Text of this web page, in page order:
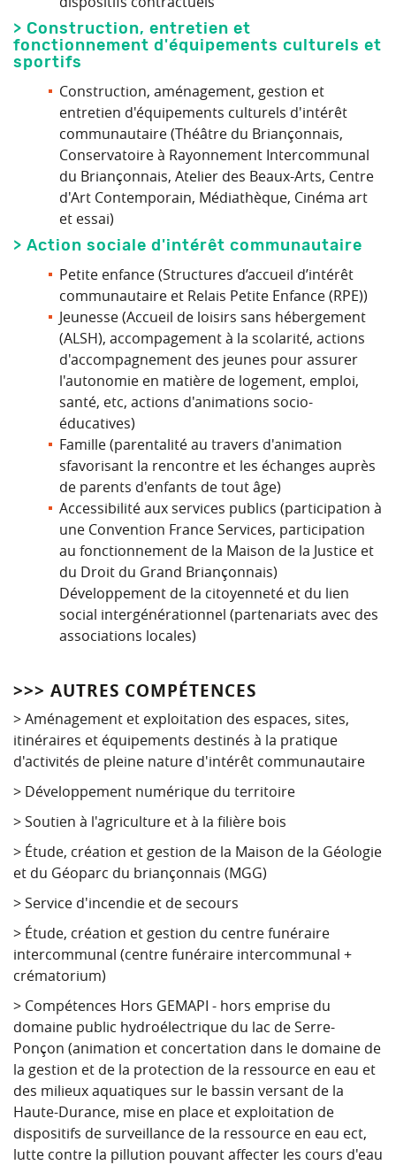
> Construction, entretien et
fonctionnement d'équipements culturels et
sportifs
Construction, aménagement, gestion et
entretien d'équipements culturels d'intérêt
communautaire (Théâtre du Briançonnais,
Conservatoire à Rayonnement Intercommunal
du Briançonnais, Atelier des Beaux-Arts, Centre
d'Art Contemporain, Médiathèque, Cinéma art
et essai)
> Action sociale d'intérêt communautaire
Petite enfance (Structures d’accueil d’intérêt
communautaire et Relais Petite Enfance (RPE))
Jeunesse (Accueil de loisirs sans hébergement
(ALSH), accompagement à la scolarité, actions
d'accompagnement des jeunes pour assurer
l'autonomie en matière de logement, emploi,
santé, etc, actions d'animations socio-
éducatives)
Famille (parentalité au travers d'animation
sfavorisant la rencontre et les échanges auprès
de parents d'enfants de tout âge)
Accessibilité aux services publics (participation à
une Convention France Services, participation
au fonctionnement de la Maison de la Justice et
du Droit du Grand Briançonnais)
Développement de la citoyenneté et du lien
social intergénérationnel (partenariats avec des
associations locales)
>>> AUTRES COMPÉTENCES
> Aménagement et exploitation des espaces, sites,
itinéraires et équipements destinés à la pratique
d'activités de pleine nature d'intérêt communautaire
> Développement numérique du territoire
> Soutien à l'agriculture et à la filière bois
> Étude, création et gestion de la Maison de la Géologie
et du Géoparc du briançonnais (MGG)
> Service d'incendie et de secours
> Étude, création et gestion du centre funéraire
intercommunal (centre funéraire intercommunal +
crématorium)
> Compétences Hors GEMAPI - hors emprise du
domaine public hydroélectrique du lac de Serre-
Ponçon (animation et concertation dans le domaine de
la gestion et de la protection de la ressource en eau et
des milieux aquatiques sur le bassin versant de la
Haute-Durance, mise en place et exploitation de
dispositifs de surveillance de la ressource en eau ect,
lutte contre la pillution pouvant affecter les cours d'eau